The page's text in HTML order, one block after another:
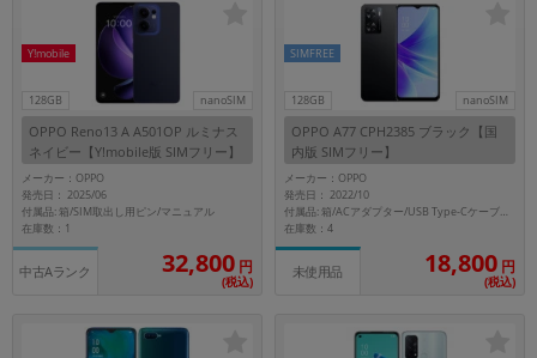
128GB nanoSIM
Y!mobile
OPPO Reno13 A A501OP ルミナス
ネイビー【Y!mobile版 SIMフリー】
メーカー：OPPO
発売日： 2025/06
付属品: 箱/SIM取出し用ピン/マニュアル
在庫数：1
中古Aランク 32,800 円
(税込)
128GB nanoSIM
SIMFREE
OPPO A77 CPH2385 ブラック【国
内版 SIMフリー】
メーカー：OPPO
発売日： 2022/10
付属品: 箱/ACアダプター/USB Type-Cケーブル/保護ケース/SIMカードツール/クイックガイド/安全ガイド
在庫数：4
未使用品 18,800 円
(税込)